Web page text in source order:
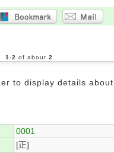
1 -2 of about 2
to display details
0001
[正]